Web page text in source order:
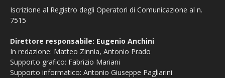
Iscrizione al Registro degli Operatori di Comunicazione al n.
7515
Direttore responsabile: Eugenio Anchini
In redazione: Matteo Zinnia, Antonio Prado
Supporto grafico: Fabrizio Mariani
Supporto informatico: Antonio Giuseppe Pagliarini